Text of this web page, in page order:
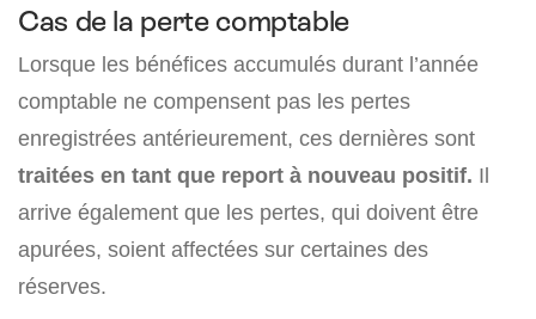
Cas de la perte comptable
Lorsque les bénéfices accumulés durant l’année
comptable ne compensent pas les pertes
enregistrées antérieurement, ces dernières sont
traitées en tant que report à nouveau positif. Il
arrive également que les pertes, qui doivent être
apurées, soient affectées sur certaines des
réserves.